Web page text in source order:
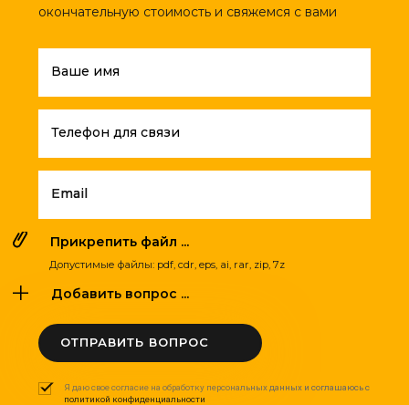
окончательную стоимость и свяжемся с вами
Ваше имя
Телефон для связи
Email
Прикрепить файл ...
Допустимые файлы: pdf, cdr, eps, ai, rar, zip, 7z
Добавить вопрос ...
ОТПРАВИТЬ ВОПРОС
Я даю свое согласие на обработку персональных данных и соглашаюсь с
политикой конфиденциальности